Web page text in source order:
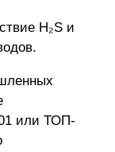
H₂S и
или ТОП-